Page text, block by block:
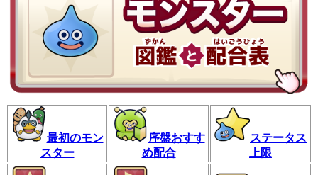
最初のモン
スター
序盤おすす
め配合
ステータス
上限